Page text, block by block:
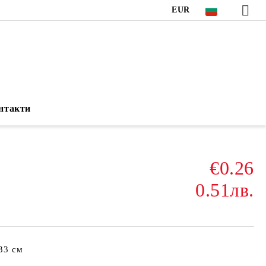
EUR
€0.26
0.51лв.
см